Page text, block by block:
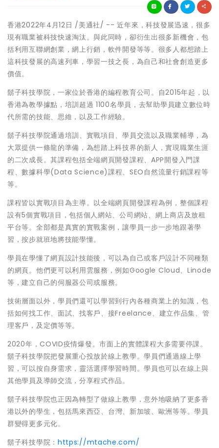
香港2022年4月12日 /美通社/ -- 近年來，科技發展迅速，很多
現有職業被科技快速淘汰。與此同時，卻衍生出很多新機會，包
括利用互聯網創業，網上行銷，軟件開發等等。很多人都想踏上
這科技發展的高速列車，學習一技之長，為自己和社會創造更多
價值。
鬍子科技學院，一家位於香港的編程教育公司。自2015年起，以
香港為教學據點，培訓超過 1100名學員，去幫助學員建立數位時
代所需的技能、思維，以及工作經驗。
鬍子科技學院通過培訓、實戰項目、學員交流以及職業輔導，為
大眾提供一條龍的準備，為想踏上科技界的新人，實現職業生涯
的二次成長。其課程包括全端網頁開發課程、APP開發入門課
程、數據科學(Data Science)課程、SEO自然流量行銷課程等
等。
課程皆以實戰項目為主導。以全端網頁開發課程為例，整個課程
設有5個實戰項目，包括個人網站、公司網站、網上商店及放租
平台等。全部都是真實的實戰案例，讓學員一步一步地跟著學
習，按步就班地將技能學懂。
學員在學懂了網頁設計技能後，可以為自己或客戶設計不同種類
的網頁。他們更可以利用雲服務，例如Google Cloud、Linode
等，建立自己的伺服器公司或服務。
技術層面以外，學員們還可以學習到行內各種商業上的知識，包
括如何找工作、面試、找客戶、接Freelance、建立作品集、管
理客戶，及定價等等。
2020年，COVID疫情爆發。市面上的實體課程大多需要停課。
鬍子科技學院把發展重心投放於線上教學。學員們通過線上學
習，可以按自身需求，靈活選擇學習時間。學員也可以在線上與
其他學員及導師交流，分享程式作品。
鬍子科技學院也正因為轉型了做線上教學，意外地吸納了更多香
港以外的學生，包括馬來西亞、 台灣、 新加坡 、 歐洲等等。學員
群變得更多元化。
鬍子科技學院： https://mtache.com/